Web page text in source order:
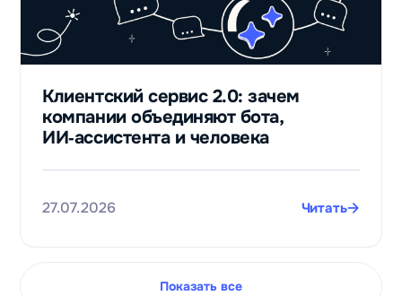
Клиентский сервис 2.0: зачем
компании объединяют бота,
ИИ‑ассистента и человека
27.07.2026 Читать
Показать все